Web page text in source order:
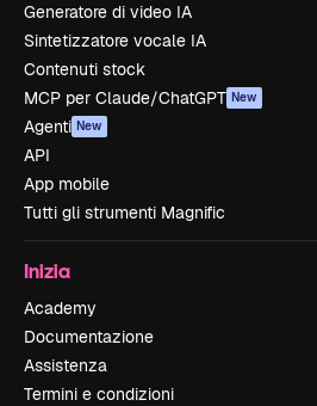
Generatore di video IA
Sintetizzatore vocale IA
Contenuti stock
MCP per Claude/ChatGPT New
Agenti New
API
App mobile
Tutti gli strumenti Magnific
Inizia
Academy
Documentazione
Assistenza
Termini e condizioni